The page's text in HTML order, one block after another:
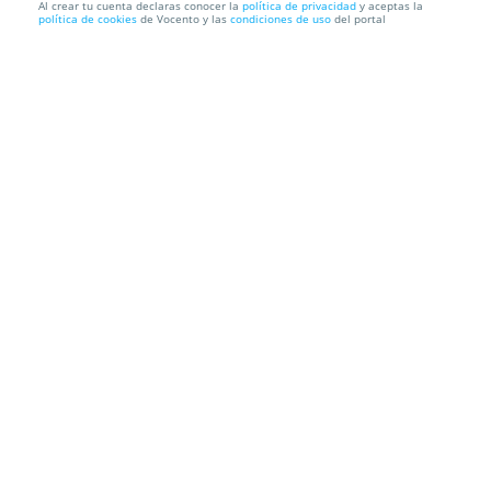
Camino de Santiago en Semana Santa (7 días) desde
Al crear tu cuenta declaras conocer la política de privacidad y aceptas la
política de cookies de Vocento y las condiciones de uso del portal